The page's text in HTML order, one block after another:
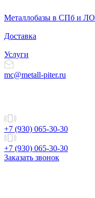
Металлобазы в СПб и ЛО
Доставка
Услуги
mc@metall-piter.ru
+7 (930) 065-30-30
+7 (930) 065-30-30
Заказать звонок